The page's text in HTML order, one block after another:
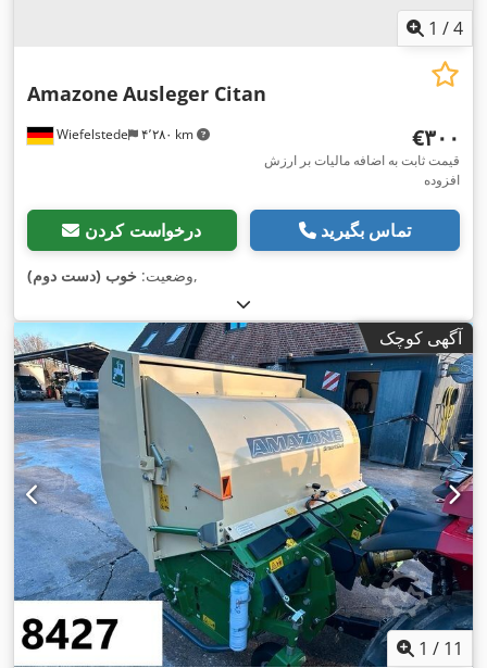
1 /4
Wiefelstede ۴٬۲۸۰ km
Amazone Ausleger Citan
‎€۳۰۰
قیمت ثابت به اضافه مالیات بر ارزش
افزوده
درخواست کردن تماس بگیرید
وضعیت: خوب (دست دوم) ,
آگهی کوچک
1 / 11